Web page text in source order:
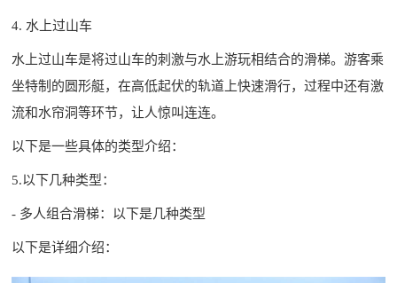
4. 水上过山车
水上过山车是将过山车的刺激与水上游玩相结合的滑梯。游客乘
坐特制的圆形艇，在高低起伏的轨道上快速滑行，过程中还有激
流和水帘洞等环节，让人惊叫连连。
以下是一些具体的类型介绍：
5.以下几种类型：
- 多人组合滑梯：以下是几种类型
以下是详细介绍：